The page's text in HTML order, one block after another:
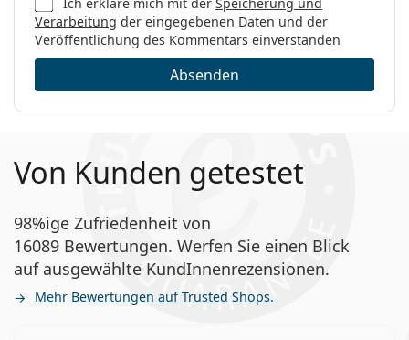
Verarbeitung der eingegebenen Daten und der
Veröffentlichung des Kommentars einverstanden
Absenden
Von Kunden getestet
98%ige Zufriedenheit von
16089 Bewertungen. Werfen Sie einen Blick
auf ausgewählte KundInnenrezensionen.
Mehr Bewertungen auf Trusted Shops.